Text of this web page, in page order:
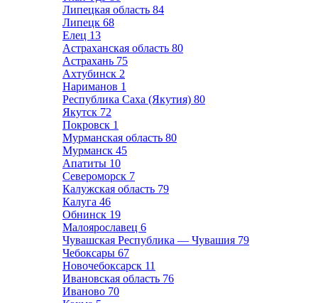
Липецкая область 84
Липецк 68
Елец 13
Астраханская область 80
Астрахань 75
Ахтубинск 2
Нариманов 1
Республика Саха (Якутия) 80
Якутск 72
Покровск 1
Мурманская область 80
Мурманск 45
Апатиты 10
Североморск 7
Калужская область 79
Калуга 46
Обнинск 19
Малоярославец 6
Чувашская Республика — Чувашия 79
Чебоксары 67
Новочебоксарск 11
Ивановская область 76
Иваново 70